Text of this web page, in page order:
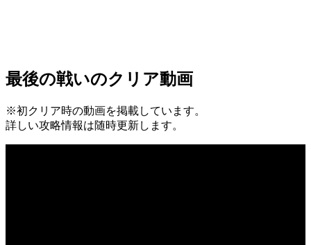
最後の戦いのクリア動画
※初クリア時の動画を掲載しています。
詳しい攻略情報は随時更新します。